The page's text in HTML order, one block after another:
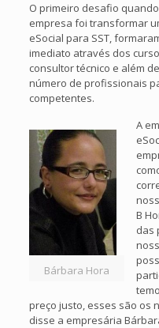
O primeiro desafio
empresa foi transformar
eSocial para SST,
imediato através dos
consultor técnico e além
número de profissionais
competentes.
Bárbara Hora
A
B
das
preço justo, esses são os
disse a empresária